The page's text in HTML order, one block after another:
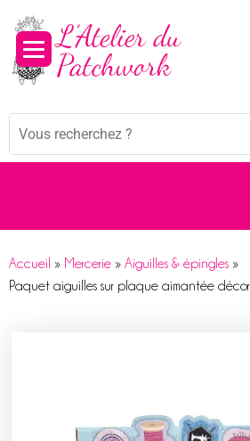
Mots
Accueil » Mercerie » Aiguilles & épingles »
Paquet aiguilles sur plaque aimantée
Panneau de gestion des cookies